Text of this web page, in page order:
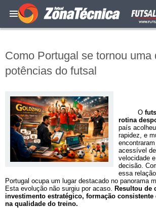
Como Portugal se tornou uma
potências do futsal
O
rotina
país
rapidez, e
acessível
velocidade
decisão.
essa
Portugal ocupa um lugar destacado no panorama
Esta evolução não surgiu por acaso. Resultou de
investimento estratégico, formação consistente
na qualidade do treino.